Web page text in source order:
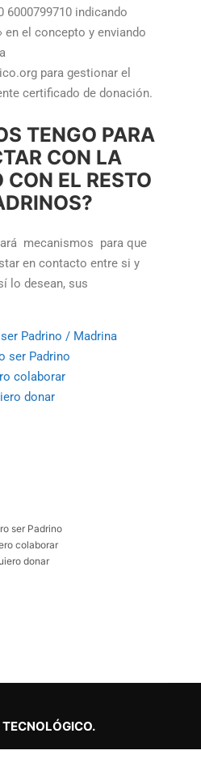
6000799710 indicando
en el concepto y enviando
para gestionar el
certificado de donación.
TENGO PARA
CON LA
CON EL RESTO
mecanismos para que
en contacto entre si y
lo desean, sus
Padrino / Madrina
ser Padrino
colaborar
donar
ser Padrino
colaborar
donar